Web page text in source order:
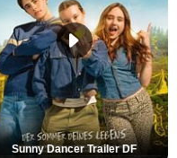
Sunny Dancer Trailer DF